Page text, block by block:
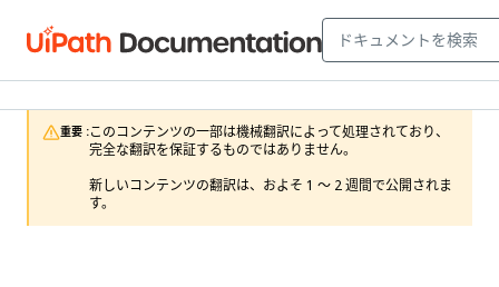
重要 :このコンテンツの一部は機械翻訳によって処理されており、
完全な翻訳を保証するものではありません。
新しいコンテンツの翻訳は、およそ 1 ～ 2 週間で公開されま
す。